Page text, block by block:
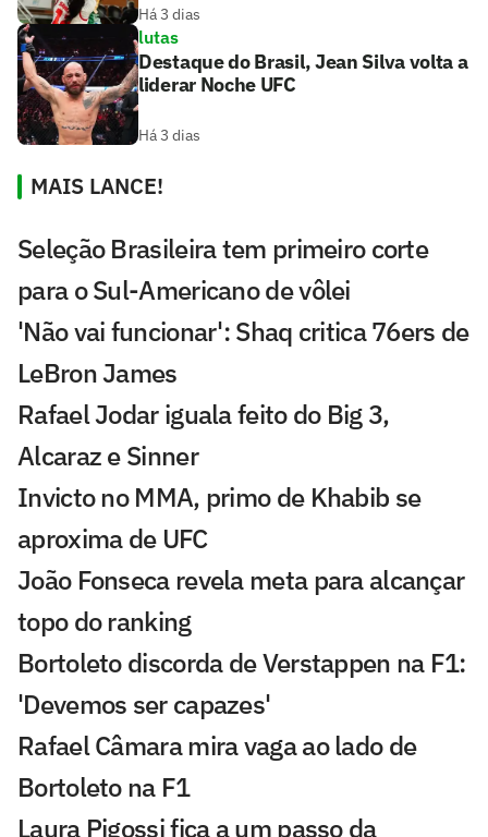
Há 3 dias
lutas
Destaque do Brasil, Jean Silva volta a
liderar Noche UFC
Há 3 dias
MAIS LANCE!
Seleção Brasileira tem primeiro corte
para o Sul-Americano de vôlei
'Não vai funcionar': Shaq critica 76ers de
LeBron James
Rafael Jodar iguala feito do Big 3,
Alcaraz e Sinner
Invicto no MMA, primo de Khabib se
aproxima de UFC
João Fonseca revela meta para alcançar
topo do ranking
Bortoleto discorda de Verstappen na F1:
'Devemos ser capazes'
Rafael Câmara mira vaga ao lado de
Bortoleto na F1
Laura Pigossi fica a um passo da